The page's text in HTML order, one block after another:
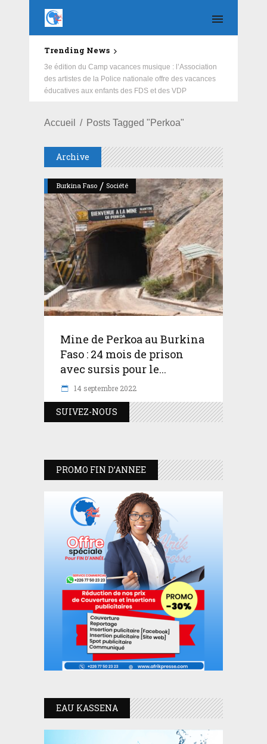
Trending News
Education : la fédération de la Russie rénove les
écoles primaire et collège du Camp Général
Aboubacar Sangoulé Lamizana
Accueil Posts Tagged "Perkoa"
Archive
Burkina Faso / Société
Mine de Perkoa au Burkina
Faso : 24 mois de prison
avec sursis pour le...
14 septembre 2022
SUIVEZ-NOUS
PROMO FIN D’ANNEE
EAU KASSENA